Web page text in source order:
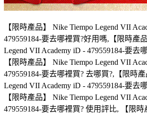
【限時產品】 Nike Tiempo Legend VII
479559184-要去哪裡買?好用嗎,【限時產
Legend VII Academy iD - 479559184-要去
【限時產品】 Nike Tiempo Legend VII
479559184-要去哪裡買? 去哪買?,【限時
Legend VII Academy iD - 479559184-要去
【限時產品】 Nike Tiempo Legend VII
479559184-要去哪裡買? 使用評比, 【限時